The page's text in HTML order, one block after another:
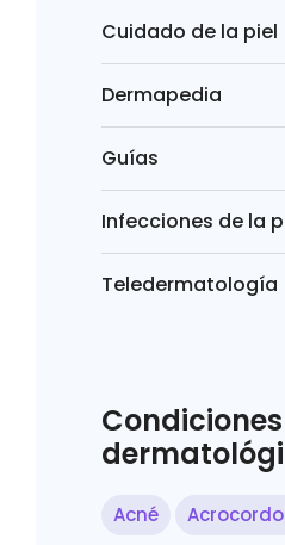
Cuidado de la piel
Dermapedia
Guías
Infecciones de la
Teledermatología
Condiciones
Acné